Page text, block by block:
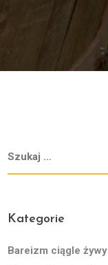
Kategorie
Bareizm ciągle żywy